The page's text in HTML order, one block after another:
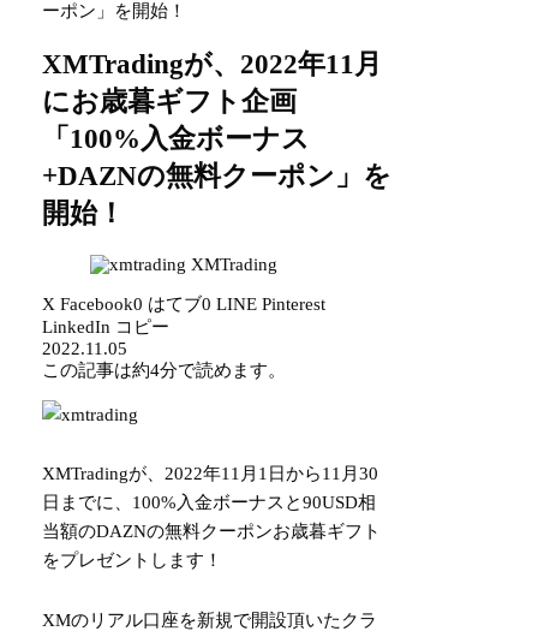
ーポン」を開始！
XMTradingが、2022年11月
にお歳暮ギフト企画
「100%入金ボーナス
+DAZNの無料クーポン」を
開始！
XMTrading
X Facebook0 はてブ0 LINE Pinterest
LinkedIn コピー
2022.11.05
この記事は約4分で読めます。
XMTradingが、2022年11月1日から11月30
日までに、100%入金ボーナスと90USD相
当額のDAZNの無料クーポンお歳暮ギフト
をプレゼントします！
XMのリアル口座を新規で開設頂いたクラ